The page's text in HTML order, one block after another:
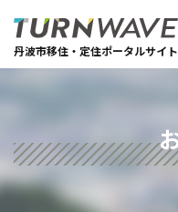
丹波市移住・定住ポータルサイト